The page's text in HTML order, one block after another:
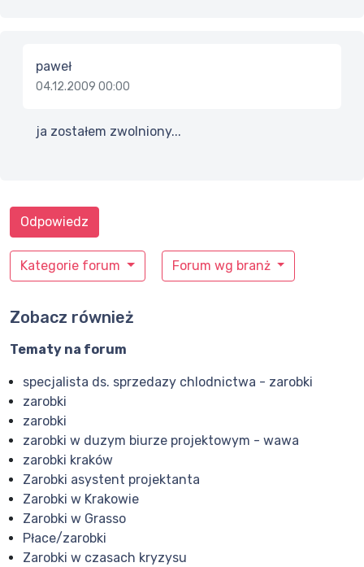
paweł
04.12.2009 00:00
ja zostałem zwolniony...
Kategorie forum Forum wg branż
Odpowiedz
Zobacz również
Tematy na forum
specjalista ds. sprzedazy chlodnictwa - zarobki
zarobki
zarobki
zarobki w duzym biurze projektowym - wawa
zarobki kraków
Zarobki asystent projektanta
Zarobki w Krakowie
Zarobki w Grasso
Płace/zarobki
Zarobki w czasach kryzysu